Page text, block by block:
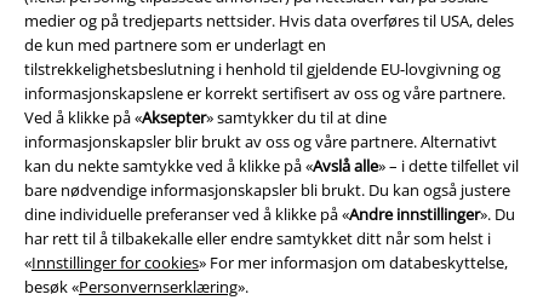
medier og på tredjeparts nettsider. Hvis data overføres til USA, deles
de kun med partnere som er underlagt en
tilstrekkelighetsbeslutning i henhold til gjeldende EU-lovgivning og
informasjonskapslene er korrekt sertifisert av oss og våre partnere.
Ved å klikke på «Aksepter» samtykker du til at dine
informasjonskapsler blir brukt av oss og våre partnere. Alternativt
kan du nekte samtykke ved å klikke på «Avslå alle» – i dette tilfellet vil
bare nødvendige informasjonskapsler bli brukt. Du kan også justere
dine individuelle preferanser ved å klikke på «Andre innstillinger». Du
har rett til å tilbakekalle eller endre samtykket ditt når som helst i
«Innstillinger for cookies» For mer informasjon om databeskyttelse,
besøk «Personvernserklæring».
Juridisk informasjon/Vilkår
Vilkår
Impressum
Konfidensialitetserklæring